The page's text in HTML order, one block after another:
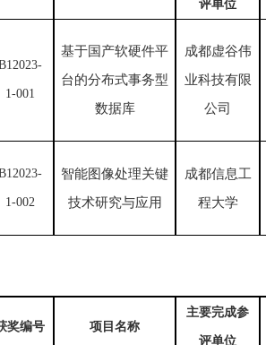
评单位
2023-
1-001
基于国产软硬件平
台的分布式事务型
数据库
成都虚谷伟
业科技有限
公司
2023-
1-002
智能图像处理关键
技术研究与应用
成都信息工
程大学
奖编号 项目名称
主要完成参
评单位